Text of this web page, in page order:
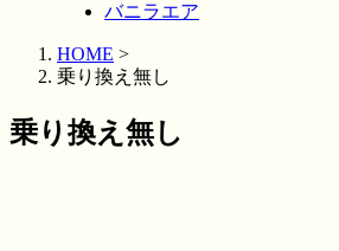
バニラエア
HOME >
乗り換え無し
乗り換え無し